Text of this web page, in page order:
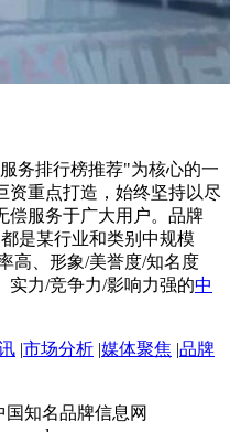
务排行榜推荐"为核心的一
资重点打造，始终坚持以尽
偿服务于广大用户。品牌
是某行业和类别中规模
高、形象/美誉度/知名度
实力/竞争力/影响力强的中
|市场分析 |媒体聚焦 |品牌
国知名品牌信息网